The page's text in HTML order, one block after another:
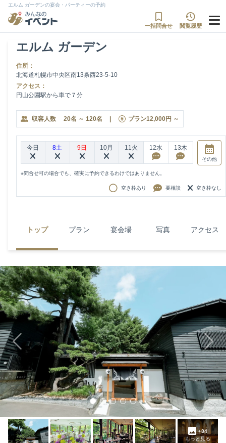
エルム ガーデンの宴会・パーティーの予約
一括問合せ 閲覧履歴
エルム ガーデン
住所：
北海道札幌市中央区南13条西23-5-10
アクセス：
円山公園駅から車で７分
収容人数 20名 ～ 120名 | プラン12,000円 ～
今日 8土 9日 10月 11火 12水 13木
その他
※問合せ可の場合でも、確実に予約できるわけではありません。
空き枠あり 要相談 空き枠なし
トップ プラン 宴会場 写真 アクセス
Previous Next
+84
もっと見る